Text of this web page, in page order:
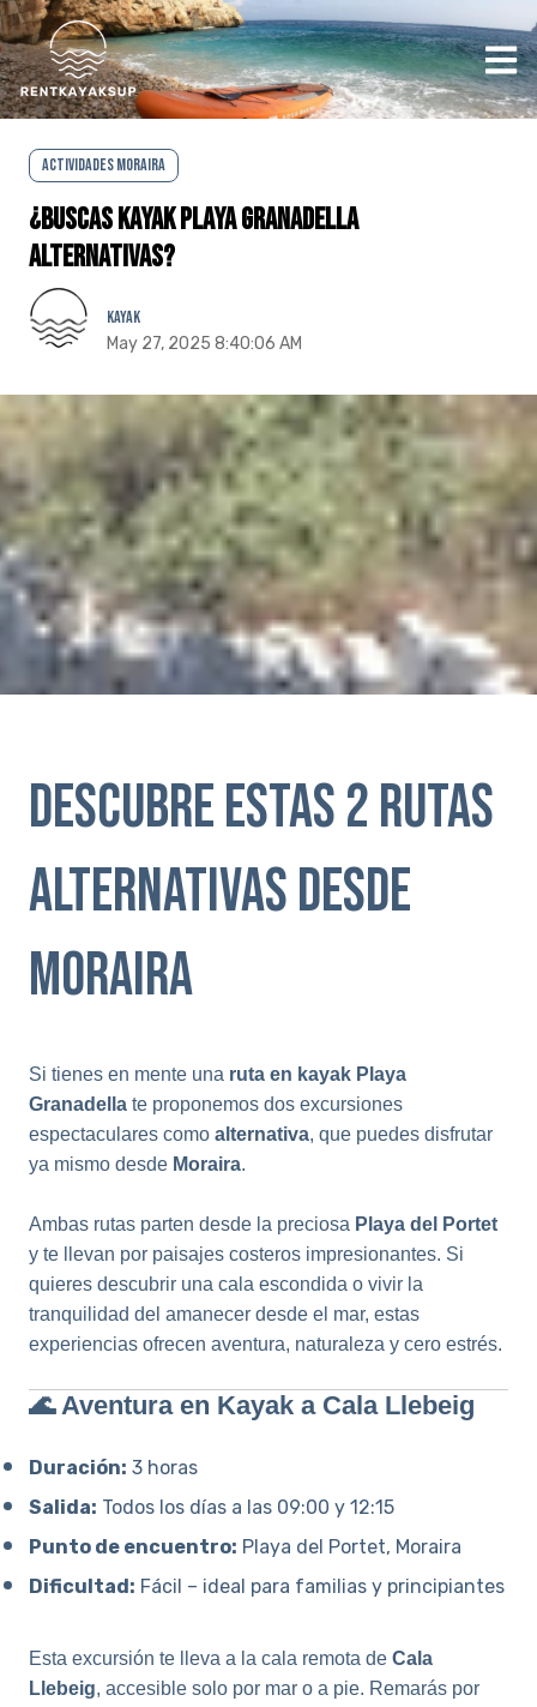
Actividades Moraira
¿Buscas kayak Playa Granadella
alternativas?
Kayak
May 27, 2025 8:40:06 AM
Descubre estas 2 rutas
alternativas desde
Moraira
Si tienes en mente una ruta en kayak Playa
Granadella te proponemos dos excursiones
espectaculares como alternativa, que puedes disfrutar
ya mismo desde Moraira.
Ambas rutas parten desde la preciosa Playa del Portet
y te llevan por paisajes costeros impresionantes. Si
quieres descubrir una cala escondida o vivir la
tranquilidad del amanecer desde el mar, estas
experiencias ofrecen aventura, naturaleza y cero estrés.
🌊 Aventura en Kayak a Cala Llebeig
Duración: 3 horas
Salida: Todos los días a las 09:00 y 12:15
Punto de encuentro: Playa del Portet, Moraira
Dificultad: Fácil – ideal para familias y principiantes
Esta excursión te lleva a la cala remota de Cala
Llebeig, accesible solo por mar o a pie. Remarás por